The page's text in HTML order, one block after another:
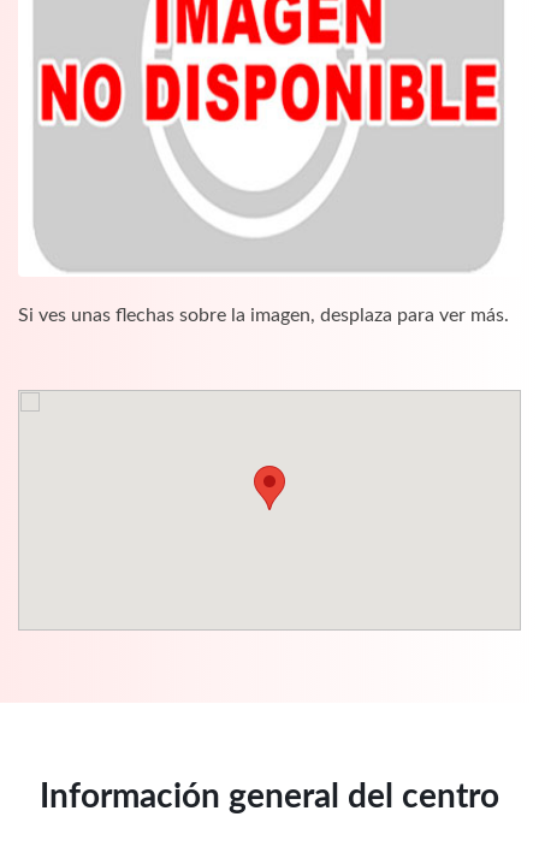
Si ves unas flechas sobre la imagen, desplaza para ver más.
Información general del centro